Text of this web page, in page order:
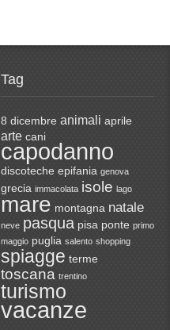
Tag
8 dicembre animali aprile
arte cani
capodanno
discoteche epifania genova
grecia immacolata isole lago
mare montagna natale
neve pasqua pisa ponte primo
maggio puglia salento shopping
spiagge terme
toscana trentino
turismo
vacanze